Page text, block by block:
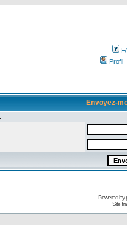
Profil
Envoyez-
Powered by
Site